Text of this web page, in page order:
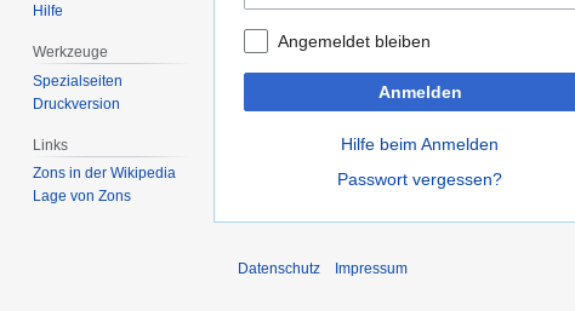
Angemeldet bleiben
Anmelden
Hilfe beim Anmelden
Passwort vergessen?
Hilfe
Werkzeuge
Spezialseiten
Druckversion
Links
Zons in der Wikipedia
Lage von Zons
Datenschutz Impressum